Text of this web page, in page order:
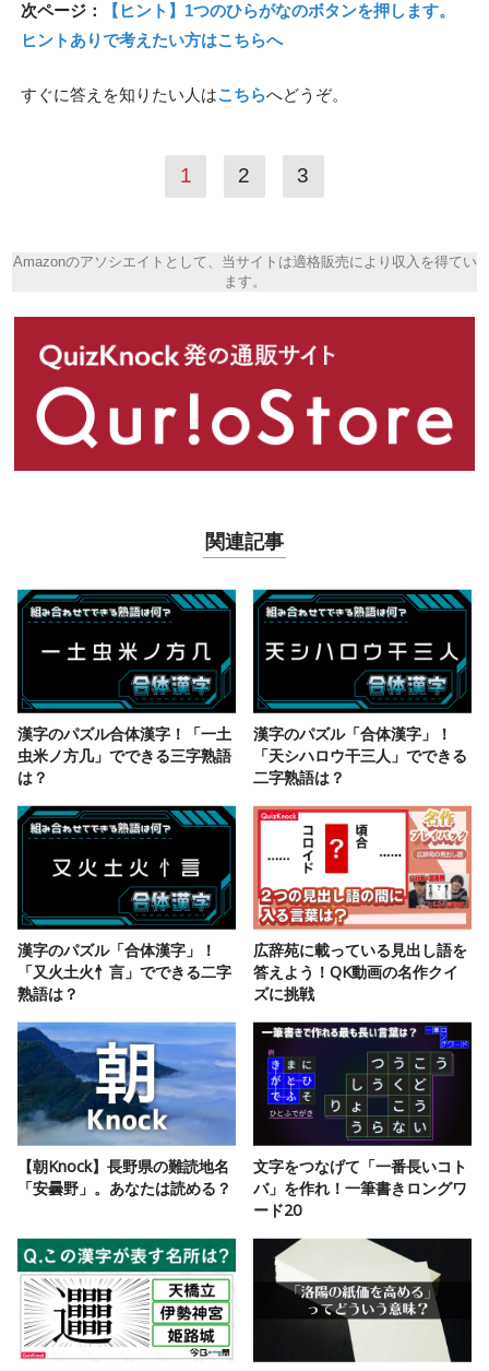
次ページ：
【ヒント】1つのひらがなのボタンを押します。
ヒントありで考えたい方はこちらへ
すぐに答えを知りたい人はこちらへどうぞ。
1 2 3
Amazonのアソシエイトとして、当サイトは適格販売により収入を得てい
ます。
関連記事
漢字のパズル合体漢字！「一土
虫米ノ方几」でできる三字熟語
は？
漢字のパズル「合体漢字」！
「天シハロウ干三人」でできる
二字熟語は？
漢字のパズル「合体漢字」！
「又火土火忄言」でできる二字
熟語は？
広辞苑に載っている見出し語を
答えよう！QK動画の名作クイ
ズに挑戦
【朝Knock】長野県の難読地名
「安曇野」。あなたは読める？
文字をつなげて「一番長いコト
バ」を作れ！一筆書きロングワ
ード20